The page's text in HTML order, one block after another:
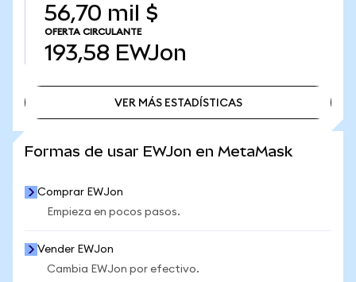
56,70 mil $
OFERTA CIRCULANTE
193,58 EWJon
VER MÁS ESTADÍSTICAS
Formas de usar EWJon en MetaMask
Comprar EWJon
Empieza en pocos pasos.
Vender EWJon
Cambia EWJon por efectivo.